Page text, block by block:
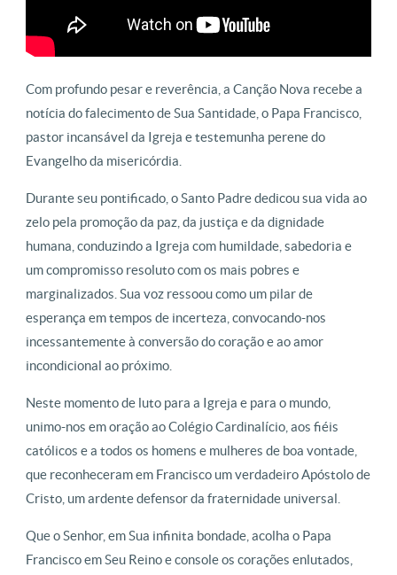
Com profundo pesar e reverência, a Canção Nova recebe a
notícia do falecimento de Sua Santidade, o Papa Francisco,
pastor incansável da Igreja e testemunha perene do
Evangelho da misericórdia.
Durante seu pontificado, o Santo Padre dedicou sua vida ao
zelo pela promoção da paz, da justiça e da dignidade
humana, conduzindo a Igreja com humildade, sabedoria e
um compromisso resoluto com os mais pobres e
marginalizados. Sua voz ressoou como um pilar de
esperança em tempos de incerteza, convocando-nos
incessantemente à conversão do coração e ao amor
incondicional ao próximo.
Neste momento de luto para a Igreja e para o mundo,
unimo-nos em oração ao Colégio Cardinalício, aos fiéis
católicos e a todos os homens e mulheres de boa vontade,
que reconheceram em Francisco um verdadeiro Apóstolo de
Cristo, um ardente defensor da fraternidade universal.
Que o Senhor, em Sua infinita bondade, acolha o Papa
Francisco em Seu Reino e console os corações enlutados,